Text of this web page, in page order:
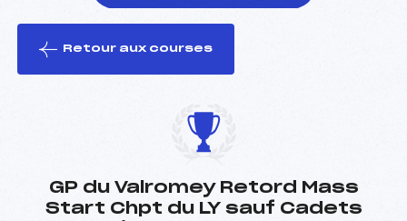
le ski
Retour aux courses
GP du Valromey Retord Mass
Start Chpt du LY sauf Cadets